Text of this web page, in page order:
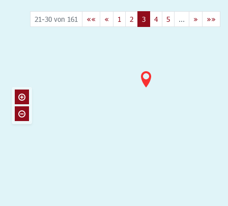
21-30 von 161 «« « 1 2 3 4 5 ... » »»